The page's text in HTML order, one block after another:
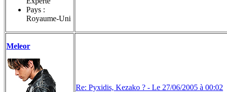
Pays :
Royaume-Uni
Meleor
Re: Pyxidis, Kezako ? - Le 27/06/2005 à 00:02